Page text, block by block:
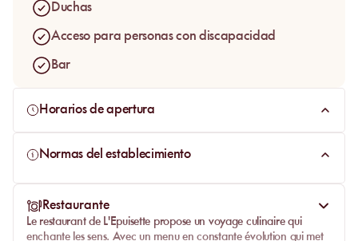
Duchas
Acceso para personas con discapacidad
Bar
Horarios de apertura
Normas del establecimiento
Restaurante
Le restaurant de L'Epuisette propose un voyage culinaire qui
enchante les sens. Avec un menu en constante évolution qui met